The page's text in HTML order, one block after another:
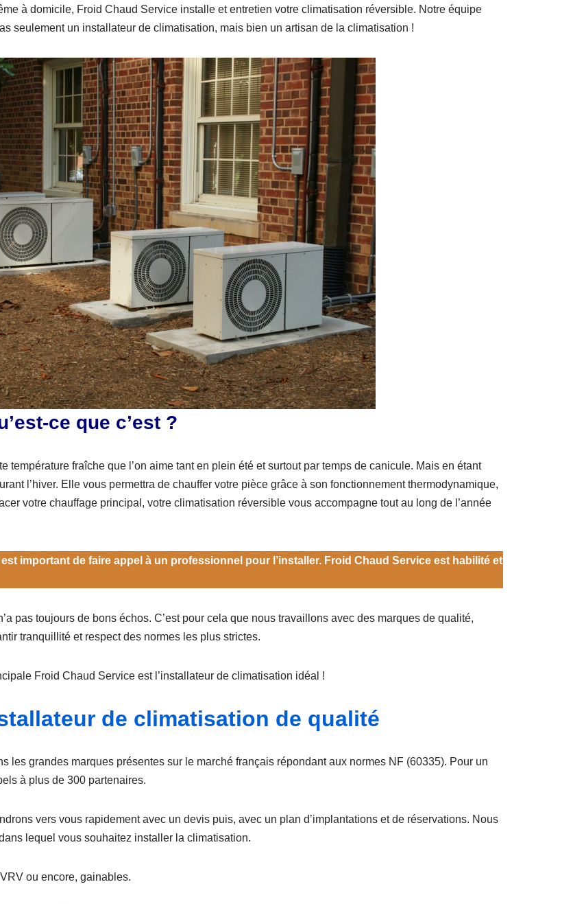
à domicile, Froid Chaud Service installe et entretien votre climatisation réversible. Notre équipe
seulement un installateur de climatisation, mais bien un artisan de la climatisation !
ce que c’est ?
température fraîche que l’on aime tant en plein été et surtout par temps de canicule. Mais en étant
l’hiver. Elle vous permettra de chauffer votre pièce grâce à son fonctionnement thermodynamique,
votre chauffage principal, votre climatisation réversible vous accompagne tout au long de l’année
important de faire appel à un professionnel pour l’installer. Froid Chaud Service est habilité et
pas toujours de bons échos. C’est pour cela que nous travaillons avec des marques de qualité,
tranquillité et respect des normes les plus strictes.
Froid Chaud Service est l’installateur de climatisation idéal !
de climatisation de qualité
les grandes marques présentes sur le marché français répondant aux normes NF (60335). Pour un
à plus de 300 partenaires.
vers vous rapidement avec un devis puis, avec un plan d’implantations et de réservations. Nous
lequel vous souhaitez installer la climatisation.
ou encore, gainables.